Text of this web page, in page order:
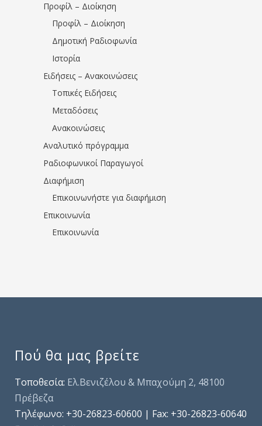
Προφίλ – Διοίκηση
Προφίλ – Διοίκηση
Δημοτική Ραδιοφωνία
Ιστορία
Ειδήσεις – Ανακοινώσεις
Τοπικές Ειδήσεις
Μεταδόσεις
Ανακοινώσεις
Αναλυτικό πρόγραμμα
Ραδιοφωνικοί Παραγωγοί
Διαφήμιση
Επικοινωνήστε για διαφήμιση
Επικοινωνία
Επικοινωνία
Πού θα μας βρείτε
Τοποθεσία: Ελ.Βενιζέλου & Μπαχούμη 2, 48100
Πρέβεζα
Τηλέφωνo: +30-26823-60600 | Fax: +30-26823-60640